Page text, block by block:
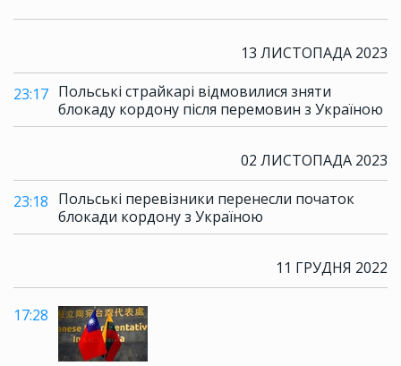
13 ЛИСТОПАДА 2023
23:17 Польські страйкарі відмовилися зняти
блокаду кордону після перемовин з Україною
02 ЛИСТОПАДА 2023
23:18 Польські перевізники перенесли початок
блокади кордону з Україною
11 ГРУДНЯ 2022
17:28